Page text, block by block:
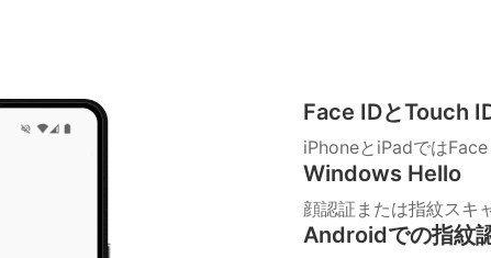
Face IDとTouch
iPhoneとiPadでは
Windows Hello
顔認証または指紋スキ
Androidでの指紋